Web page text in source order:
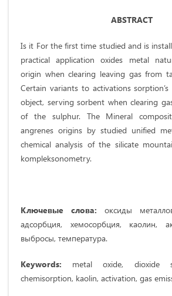
ABSTRACT
Is it For the first time studied and is
practical application oxides metal
origin when clearing leaving gas from
Certain variants to activations sorption’s
object, serving sorbent when clearing
of the sulphur. The Mineral
angrenes origins by studied unified
chemical analysis of the silicate
kompleksonometry.
Ключевые слова: оксиды
адсорбция, хемосорбция, каолин,
выбросы, температура.
Keywords: metal oxide, dioxide
chemisorption, kaolin, activation, gas